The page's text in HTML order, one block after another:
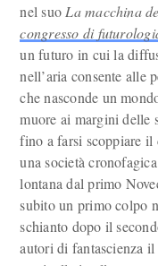
nel suo La macchina
congresso di
un futuro in cui la
nell’aria consente alle
che nasconde un
muore ai margini delle
fino a farsi scoppiare il
una società
lontana dal primo
subito un primo colpo
schianto dopo il
autori di fantascienza